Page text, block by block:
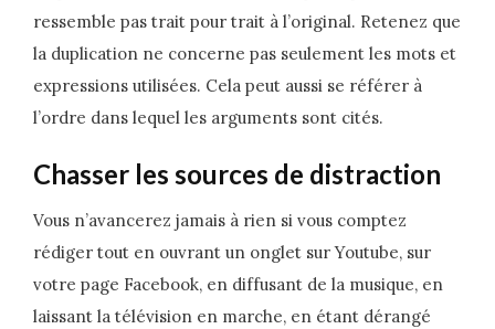
ressemble pas trait pour trait à l’original. Retenez que
la duplication ne concerne pas seulement les mots et
expressions utilisées. Cela peut aussi se référer à
l’ordre dans lequel les arguments sont cités.
Chasser les sources de distraction
Vous n’avancerez jamais à rien si vous comptez
rédiger tout en ouvrant un onglet sur Youtube, sur
votre page Facebook, en diffusant de la musique, en
laissant la télévision en marche, en étant dérangé